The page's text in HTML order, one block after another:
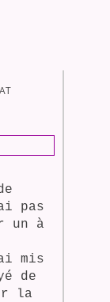
pas
un à
mis
de
la